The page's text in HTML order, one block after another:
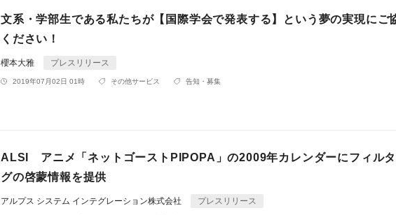
文系・学部生である私たちが【国際学会で発表する】という夢の実現にご
ください！
櫻本大雅 プレスリリース
2019年07月02日 01時 その他サービス 告知・募集
ALSI アニメ「ネットゴーストPIPOPA」の2009年カレンダーにフィル
グの啓蒙情報を提供
アルプス システム インテグレーション株式会社 プレスリリース